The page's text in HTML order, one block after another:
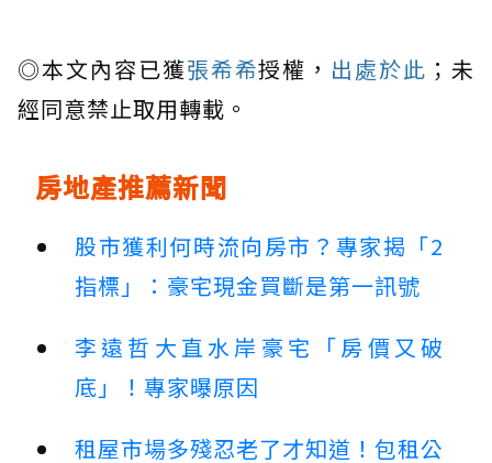
◎本文內容已獲張希希授權， 出處於此 ；未
經同意禁止取用轉載。
房地產推薦新聞
股市獲利何時流向房市？專家揭「2
指標」：豪宅現金買斷是第一訊號
李遠哲大直水岸豪宅「房價又破
底」！專家曝原因
租屋市場多殘忍老了才知道！包租公